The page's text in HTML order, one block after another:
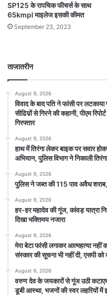
SP125 के रापचिक फीचर्स के साथ
65kmpl माइलेज इसकी कीमत
September 23, 2023
ताजातरीन
August 9, 2026
विवाद के बाद पति ने फांसी पर
सीढिय़ों से गिरने की कहानी, पीएम
गिरफ्तार
August 9, 2026
हाथ मेंं तिरंगा लेकर बाइक पर सवार
अभियान, पुलिस विभाग ने निकाली
August 9, 2026
पुलिस ने जब्त की 115 पाव अवैध
August 9, 2026
हर-हर महादेव की गूंज, कांवड़ यात्रा
दिखा भक्तिमय नजारा
August 9, 2026
मेरा बेटा फांसी लगाकर आत्महत्या
संस्कार की सूचना भी नहीं दी, एसपी को
August 9, 2026
वरुण देव के जयकारों से गूंज उठी
डूबी आस्था, भजनों की स्वर लहरियों में